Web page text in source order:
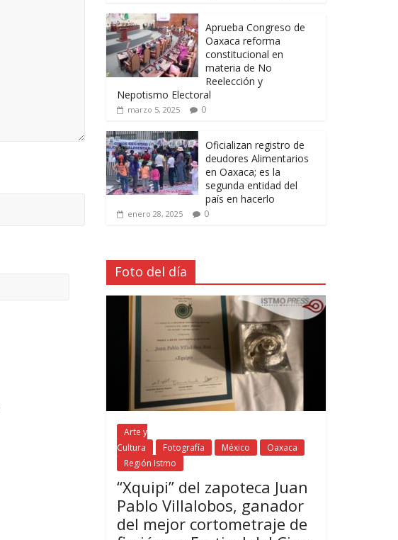
Aprueba Congreso de
Oaxaca reforma
constitucional en
materia de No
Reelección y
Nepotismo Electoral
marzo 5, 2025 0
Oficializan registro de
deudores Alimentarios
en Oaxaca; es la
segunda entidad del
país en hacerlo
enero 28, 2025 0
Foto del día
Arte y
Cultura
Fotografía México
Oaxaca
Región Istmo
“Xquipi” del zapoteca Juan
Pablo Villalobos, ganador
del mejor cortometraje de